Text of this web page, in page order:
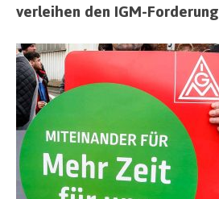
verleihen den IGM-